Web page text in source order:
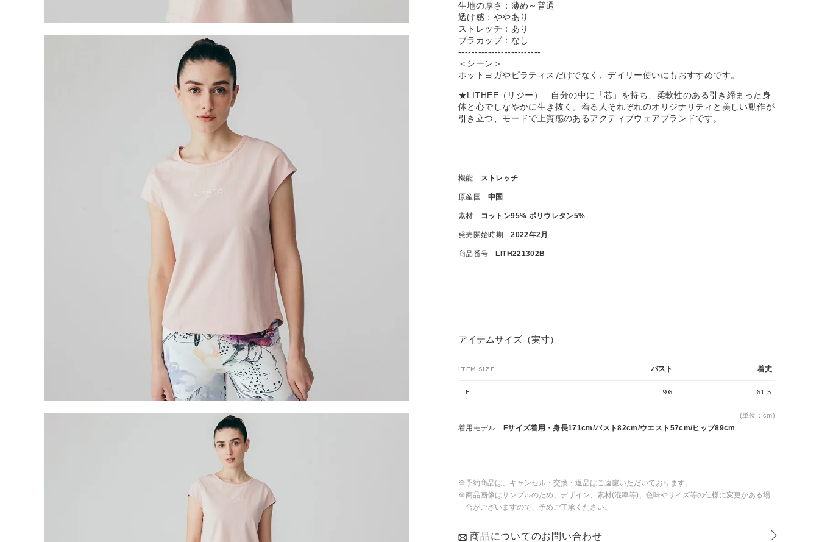
生地の厚さ：薄め～普通
透け感：ややあり
ストレッチ：あり
ブラカップ：なし
-------------------------
＜シーン＞
ホットヨガやピラティスだけでなく、デイリー使いにもおすすめです。
★LITHEE（リジー）…自分の中に「芯」を持ち、柔軟性のある引き締まった身
体と心でしなやかに生き抜く。着る人それぞれのオリジナリティと美しい動作が
引き立つ、モードで上質感のあるアクティブウェアブランドです。
機能 ストレッチ
原産国 中国
素材 コットン95% ポリウレタン5%
発売開始時期 2022年2月
商品番号 LITH221302B
アイテムサイズ（実寸）
ITEM SIZE バスト 着丈
F 96 61.5
(単位：cm)
着用モデル Fサイズ着用・身長171cm/バスト82cm/ウエスト57cm/ヒップ89cm
※予約商品は、キャンセル・交換・返品はご遠慮いただいております。
※商品画像はサンプルのため、デザイン、素材(混率等)、色味やサイズ等の仕様に変更がある場
合がございますので、予めご了承ください。
商品についてのお問い合わせ